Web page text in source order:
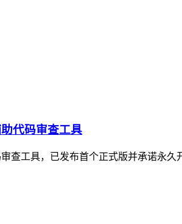
代码审查工具
查工具，已发布首个正式版并承诺永